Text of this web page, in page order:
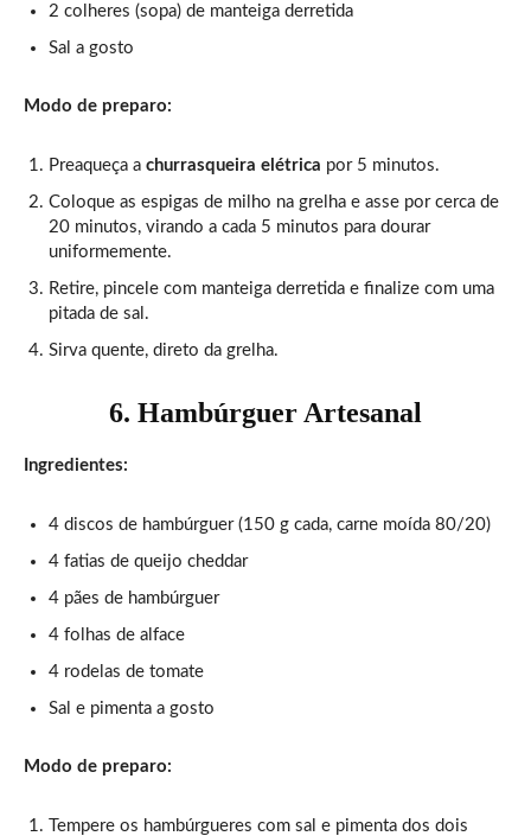
2 colheres (sopa) de manteiga derretida
Sal a gosto
Modo de preparo:
Preaqueça a churrasqueira elétrica por 5 minutos.
Coloque as espigas de milho na grelha e asse por cerca de
20 minutos, virando a cada 5 minutos para dourar
uniformemente.
Retire, pincele com manteiga derretida e finalize com uma
pitada de sal.
Sirva quente, direto da grelha.
6. Hambúrguer Artesanal
Ingredientes:
4 discos de hambúrguer (150 g cada, carne moída 80/20)
4 fatias de queijo cheddar
4 pães de hambúrguer
4 folhas de alface
4 rodelas de tomate
Sal e pimenta a gosto
Modo de preparo:
Tempere os hambúrgueres com sal e pimenta dos dois